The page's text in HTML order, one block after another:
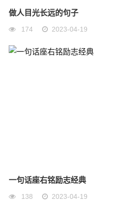
做人目光长远的句子
174 2023-04-19
一句话座右铭励志经典
138 2023-04-19